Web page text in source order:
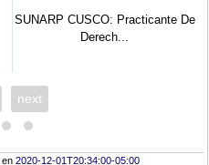
SUNARP CUSCO: Practicante De
Derech...
next
en2020-12-01T20:34:00-05:00